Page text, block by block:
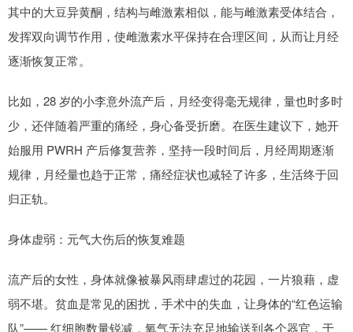
其中的大豆异黄酮，结构与雌激素相似，能与雌激素受体结合，
发挥双向调节作用，使雌激素水平保持在合理区间，从而让月经
逐渐恢复正常。
比如，28 岁的小李意外流产后，月经变得毫无规律，量也时多时
少，还伴随着严重的痛经，身心备受折磨。在医生建议下，她开
始服用 PWRH 产后修复营养，坚持一段时间后，月经周期逐渐
规律，月经量也趋于正常，痛经症状也减轻了许多，生活终于回
归正轨。
身体虚弱：元气大伤后的恢复难题
流产后的女性，身体就像被暴风雨肆虐过的花园，一片狼藉，虚
弱不堪。贫血是常见的困扰，手术中的失血，让身体的“红色运输
队”—— 红细胞数量锐减，氧气无法充足地输送到各个器官，于